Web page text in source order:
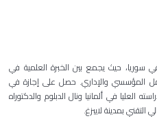
في سوريا، حيث يجمع بين الخبرة العلمية في
المؤسسي والإداري. حصل على إجازة في
العليا في ألمانيا ونال الدبلوم والدكتوراه
بمدينة لايبزغ.